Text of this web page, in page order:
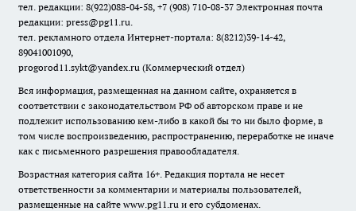
тел. редакции: 8(922)088-04-58, +7 (908) 710-08-37 Электронная почта
редакции: press@pg11.ru.
тел. рекламного отдела Интернет-портала: 8(8212)39-14-42,
89041001090,
progorod11.sykt@yandex.ru (Коммерческий отдел)
Вся информация, размещенная на данном сайте, охраняется в
соответствии с законодательством РФ об авторском праве и не
подлежит использованию кем-либо в какой бы то ни было форме, в
том числе воспроизведению, распространению, переработке не иначе
как с письменного разрешения правообладателя.
Возрастная категория сайта 16+. Редакция портала не несет
ответственности за комментарии и материалы пользователей,
размещенные на сайте www.pg11.ru и его субдоменах.